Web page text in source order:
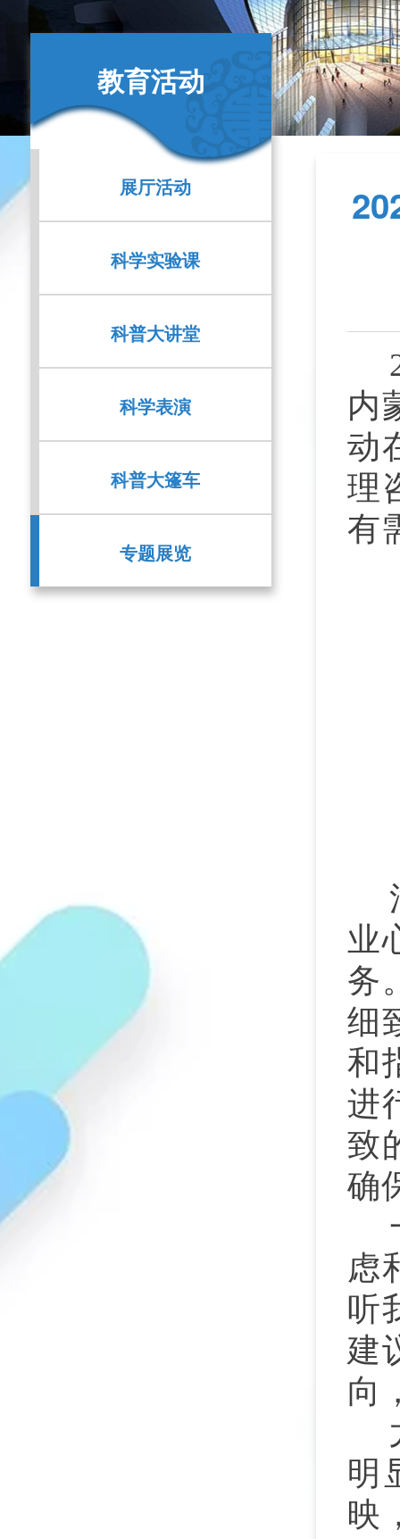
教育活动
展厅活动
科学实验课
科普大讲堂
科学表演
科普大篷车
专题展览
内
动
理
有
业
务
细
和
进
致
确
虑
听
建
向
明
映